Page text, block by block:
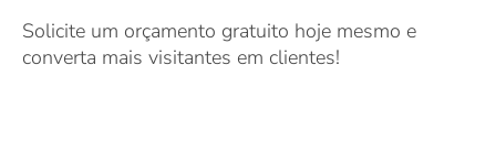
Solicite um orçamento gratuito hoje mesmo e
converta mais visitantes em clientes!